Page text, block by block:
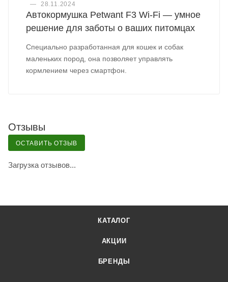
—
28.11.2024
Автокормушка Petwant F3 Wi-Fi — умное
решение для заботы о ваших питомцах
Специально разработанная для кошек и собак
маленьких пород, она позволяет управлять
кормлением через смартфон.
Отзывы
ОСТАВИТЬ ОТЗЫВ
Загрузка отзывов...
КАТАЛОГ
АКЦИИ
БРЕНДЫ